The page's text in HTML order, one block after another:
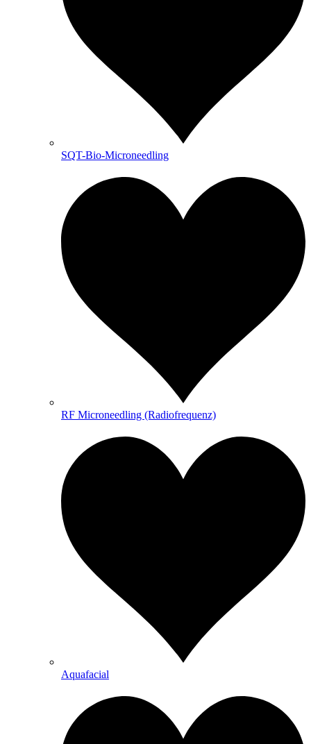
SQT-Bio-Microneedling
RF Microneedling (Radiofrequenz)
Aquafacial